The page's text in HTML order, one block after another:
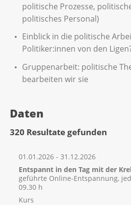
politische Prozesse,
politisches Personal)
Einblick in die politische
Politiker:innen von den
Gruppenarbeit: politische
bearbeiten wir sie
Daten
320 Resultate gefunden
01.01.2026 - 31.12.2026
Entspannt in den Tag mit der
geführte Online-Entspannung,
09.30 h
Kurs